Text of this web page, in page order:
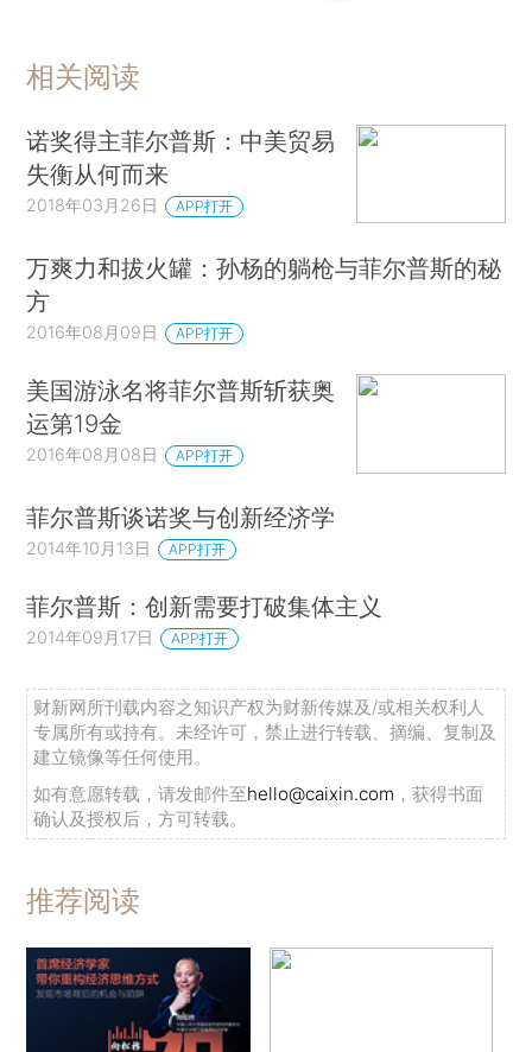
相关阅读
诺奖得主菲尔普斯：中美贸易
失衡从何而来
2018年03月26日 APP打开
万爽力和拔火罐：孙杨的躺枪与菲尔普斯的秘
方
2016年08月09日 APP打开
美国游泳名将菲尔普斯斩获奥
运第19金
2016年08月08日 APP打开
菲尔普斯谈诺奖与创新经济学
2014年10月13日 APP打开
菲尔普斯：创新需要打破集体主义
2014年09月17日 APP打开
财新网所刊载内容之知识产权为财新传媒及/或相关权利人
专属所有或持有。未经许可，禁止进行转载、摘编、复制及
建立镜像等任何使用。
如有意愿转载，请发邮件至hello@caixin.com ，获得书面
确认及授权后，方可转载。
推荐阅读